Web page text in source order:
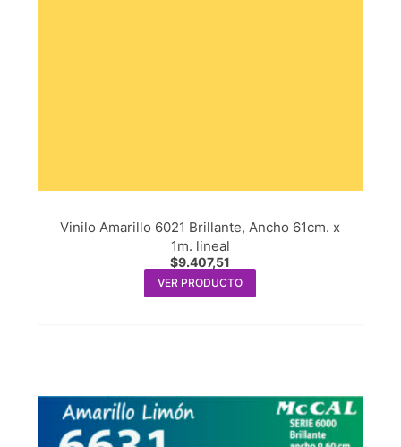
Vinilo Amarillo 6021 Brillante, Ancho 61cm. x
1m. lineal
$9.407,51
VER PRODUCTO